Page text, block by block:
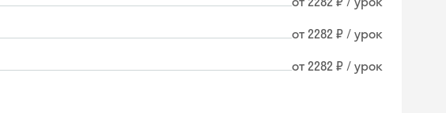
от 2282 ₽ / урок
от 2282 ₽ / урок